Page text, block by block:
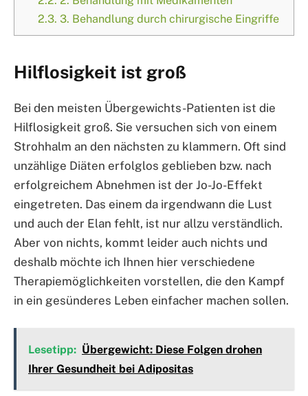
2.3. 3. Behandlung durch chirurgische Eingriffe
Hilflosigkeit ist groß
Bei den meisten Übergewichts-Patienten ist die
Hilflosigkeit groß. Sie versuchen sich von einem
Strohhalm an den nächsten zu klammern. Oft sind
unzählige Diäten erfolglos geblieben bzw. nach
erfolgreichem Abnehmen ist der Jo-Jo-Effekt
eingetreten. Das einem da irgendwann die Lust
und auch der Elan fehlt, ist nur allzu verständlich.
Aber von nichts, kommt leider auch nichts und
deshalb möchte ich Ihnen hier verschiedene
Therapiemöglichkeiten vorstellen, die den Kampf
in ein gesünderes Leben einfacher machen sollen.
Lesetipp: Übergewicht: Diese Folgen drohen
Ihrer Gesundheit bei Adipositas